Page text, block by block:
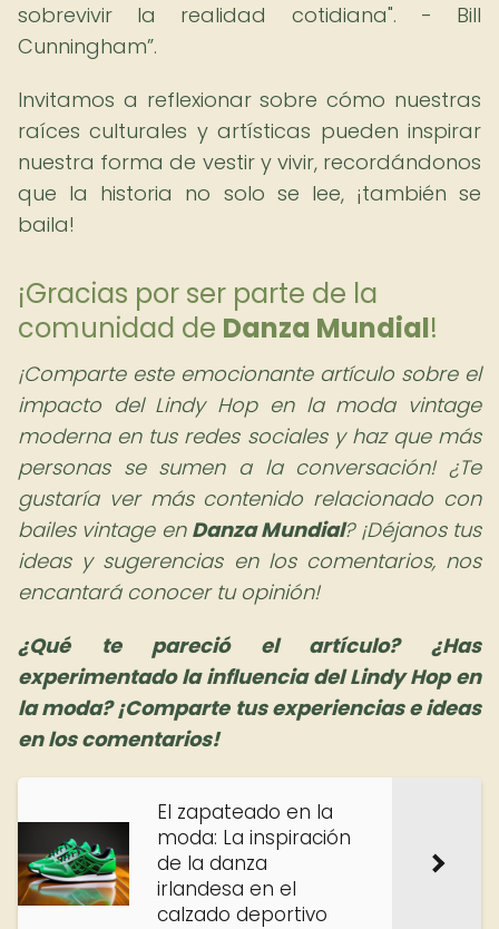
sobrevivir la realidad cotidiana". - Bill
Cunningham .
Invitamos a reflexionar sobre cómo nuestras
raíces culturales y artísticas pueden inspirar
nuestra forma de vestir y vivir, recordándonos
que la historia no solo se lee, ¡también se
baila!
¡Gracias por ser parte de la
comunidad de Danza Mundial!
¡Comparte este emocionante artículo sobre el
impacto del Lindy Hop en la moda vintage
moderna en tus redes sociales y haz que más
personas se sumen a la conversación! ¿Te
gustaría ver más contenido relacionado con
bailes vintage en Danza Mundial? ¡Déjanos tus
ideas y sugerencias en los comentarios, nos
encantará conocer tu opinión!
¿Qué te pareció el artículo? ¿Has
experimentado la influencia del Lindy Hop en
la moda? ¡Comparte tus experiencias e ideas
en los comentarios!
El zapateado en la
moda: La inspiración
de la danza
irlandesa en el
calzado deportivo